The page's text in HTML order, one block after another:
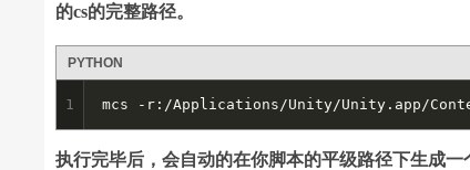
的cs的完整路径。
PYTHON
1 mcs -r:/Applications/Unity/Unity.app/
执行完毕后，会自动的在你脚本的平级路径下生成